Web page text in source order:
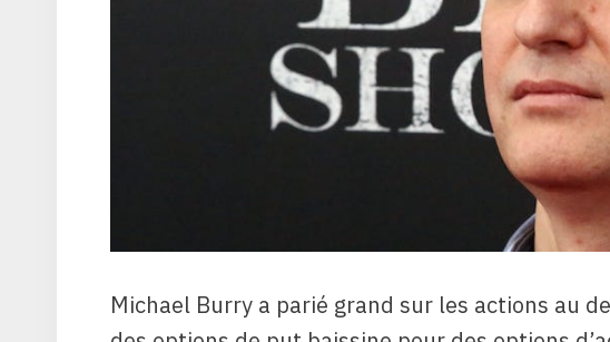
Michael Burry a parié grand sur les actions au